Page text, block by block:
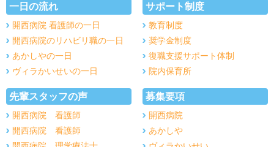
一日の流れ
開西病院 看護師の一日
開西病院のリハビリ職の一日
あかしやの一日
ヴィラかいせいの一日
サポート制度
教育制度
奨学金制度
復職支援サポート体制
院内保育所
先輩スタッフの声
開西病院 看護師
開西病院 看護師
募集要項
開西病院
あかしや